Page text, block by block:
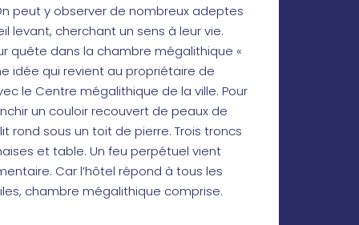
peut y observer de nombreux adeptes
levant, cherchant un sens à leur vie.
quête dans la chambre mégalithique «
idée qui revient au propriétaire de
le Centre mégalithique de la ville. Pour
un couloir recouvert de peaux de
rond sous un toit de pierre. Trois troncs
et table. Un feu perpétuel vient
Car l’hôtel répond à tous les
chambre mégalithique comprise.